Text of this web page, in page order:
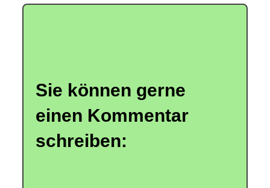
Sie können gerne
einen Kommentar
schreiben: